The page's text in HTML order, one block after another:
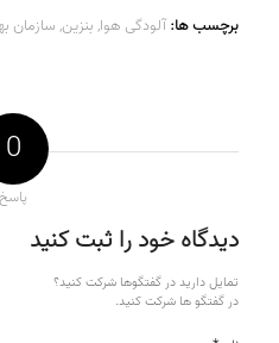
برچسب ها:آلودگی هوا,بنزین,سازمان
0
پاسخ
دیدگاه خود را ثبت کنید
تمایل دارید در گفتگوها شرکت کنید؟
در گفتگو ها شرکت کنید.